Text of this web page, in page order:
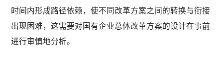
时间内形成路径依赖，使不同改革方案之间的转换与衔接
出现困难，这需要对国有企业总体改革方案的设计在事前
进行审慎地分析。